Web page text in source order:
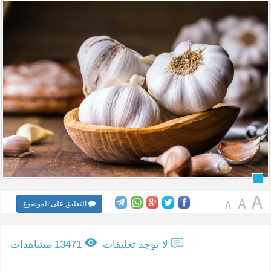
التعليق على الموضوع
لا توجد تعليقات 13471 مشاهدات